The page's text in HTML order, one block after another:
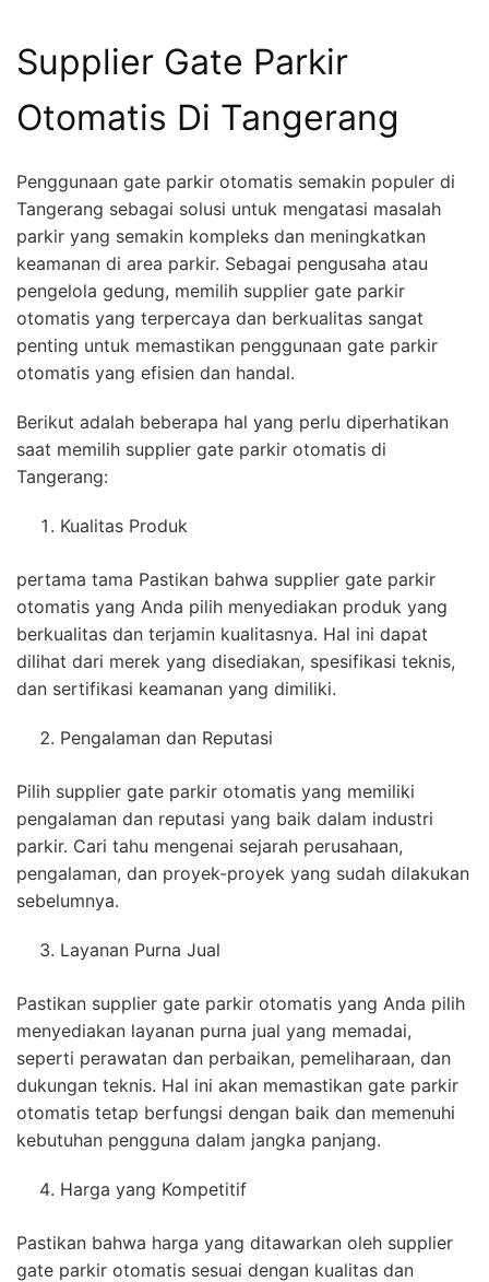
Supplier Gate Parkir
Otomatis Di Tangerang
Penggunaan gate parkir otomatis semakin populer di
Tangerang sebagai solusi untuk mengatasi masalah
parkir yang semakin kompleks dan meningkatkan
keamanan di area parkir. Sebagai pengusaha atau
pengelola gedung, memilih supplier gate parkir
otomatis yang terpercaya dan berkualitas sangat
penting untuk memastikan penggunaan gate parkir
otomatis yang efisien dan handal.
Berikut adalah beberapa hal yang perlu diperhatikan
saat memilih supplier gate parkir otomatis di
Tangerang:
Kualitas Produk
pertama tama Pastikan bahwa supplier gate parkir
otomatis yang Anda pilih menyediakan produk yang
berkualitas dan terjamin kualitasnya. Hal ini dapat
dilihat dari merek yang disediakan, spesifikasi teknis,
dan sertifikasi keamanan yang dimiliki.
Pengalaman dan Reputasi
Pilih supplier gate parkir otomatis yang memiliki
pengalaman dan reputasi yang baik dalam industri
parkir. Cari tahu mengenai sejarah perusahaan,
pengalaman, dan proyek-proyek yang sudah dilakukan
sebelumnya.
Layanan Purna Jual
Pastikan supplier gate parkir otomatis yang Anda pilih
menyediakan layanan purna jual yang memadai,
seperti perawatan dan perbaikan, pemeliharaan, dan
dukungan teknis. Hal ini akan memastikan gate parkir
otomatis tetap berfungsi dengan baik dan memenuhi
kebutuhan pengguna dalam jangka panjang.
Harga yang Kompetitif
Pastikan bahwa harga yang ditawarkan oleh supplier
gate parkir otomatis sesuai dengan kualitas dan